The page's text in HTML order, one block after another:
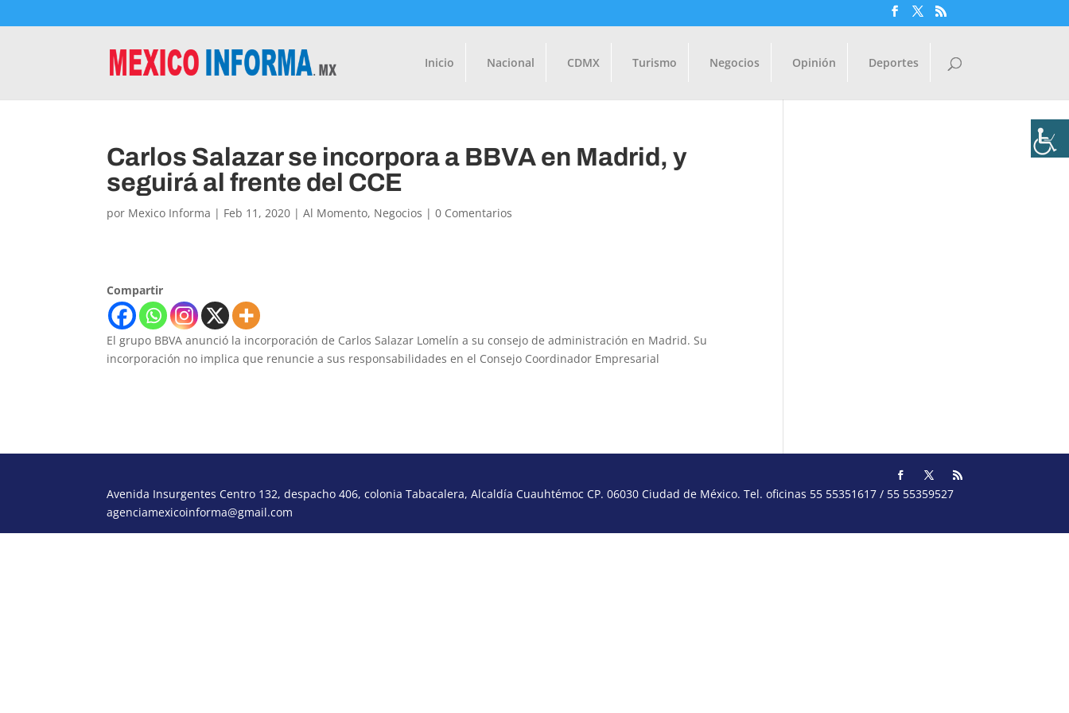
Inicio Nacional CDMX Turismo Negocios Opinión Deportes
Carlos Salazar se incorpora a BBVA en Madrid, y
seguirá al frente del CCE
por Mexico Informa | Feb 11, 2020 |Al Momento, Negocios |0 Comentarios
Compartir
El grupo BBVA anunció la incorporación de Carlos Salazar Lomelín a su consejo de administración en Madrid. Su
incorporación no implica que renuncie a sus responsabilidades en el Consejo Coordinador Empresarial
Avenida Insurgentes Centro 132, despacho 406, colonia Tabacalera, Alcaldía Cuauhtémoc CP. 06030 Ciudad de México. Tel. oficinas 55 55351617 / 55 55359527
agenciamexicoinforma@gmail.com